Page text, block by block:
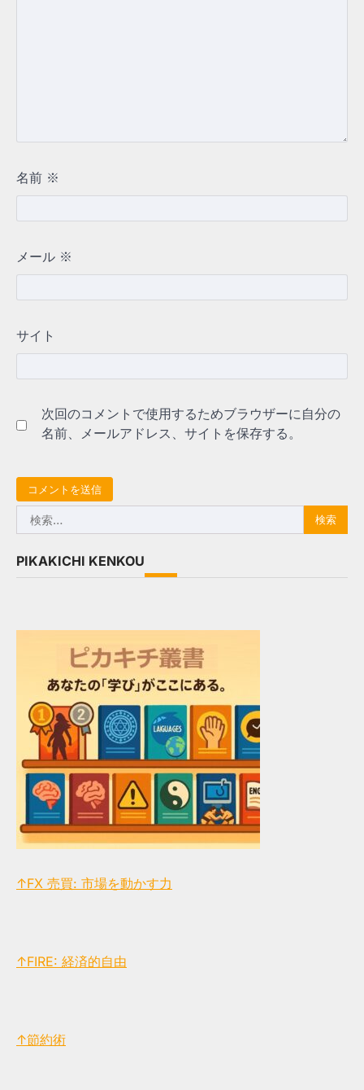
名前 ※
メール ※
サイト
次回のコメントで使用するためブラウザーに自分の
名前、メールアドレス、サイトを保存する。
索:
PIKAKICHI KENKOU
↑FX 売買: 市場を動かす力
↑FIRE: 経済的自由
↑節約術